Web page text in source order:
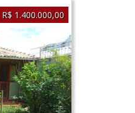
R$ 1.400.000,00